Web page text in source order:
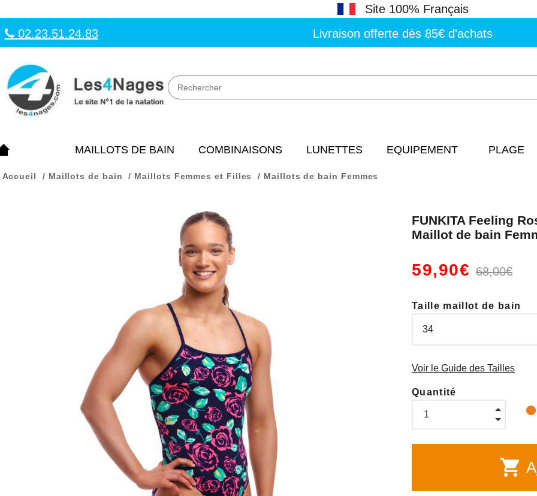
Site 100% Français
02.23.51.24.83
Livraison offerte dès 85€ d'achats
MAILLOTS DE BAIN COMBINAISONS LUNETTES EQUIPEMENT PLAGE
Accueil Maillots de bain Maillots Femmes et Filles Maillots de bain Femmes
FUNKITA Feeling
Maillot de bain
59,90€ 68,00€
Taille maillot de bain
Voir le Guide des Tailles
Quantité
shopping_cart